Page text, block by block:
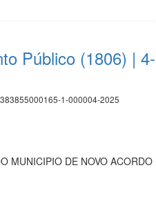
Público (1806) | 4-
1-000004-2025
MUNICIPIO DE NOVO ACORDO